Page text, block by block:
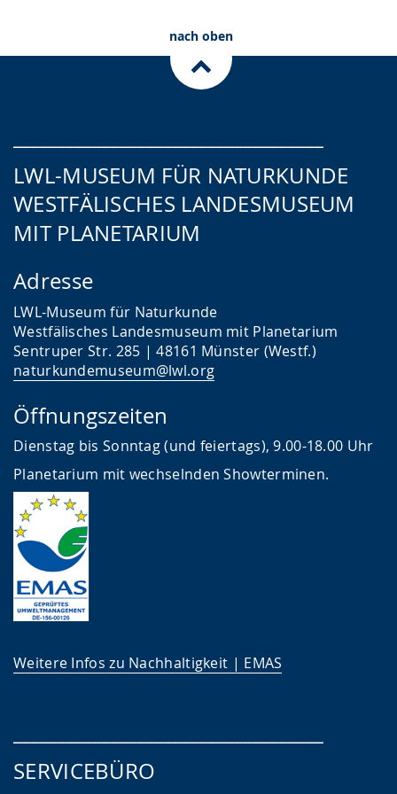
nach oben
LWL-MUSEUM FÜR NATURKUNDE
WESTFÄLISCHES LANDESMUSEUM
MIT PLANETARIUM
Adresse
LWL-Museum für Naturkunde
Westfälisches Landesmuseum mit Planetarium
Sentruper Str. 285 | 48161 Münster (Westf.)
naturkundemuseum@lwl.org
Öffnungszeiten
Dienstag bis Sonntag (und feiertags), 9.00-18.00 Uhr
Planetarium mit wechselnden Showterminen.
Weitere Infos zu Nachhaltigkeit | EMAS
SERVICEBÜRO